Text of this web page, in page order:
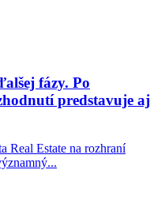
fázy. Po
predstavuje aj
Real Estate na rozhraní